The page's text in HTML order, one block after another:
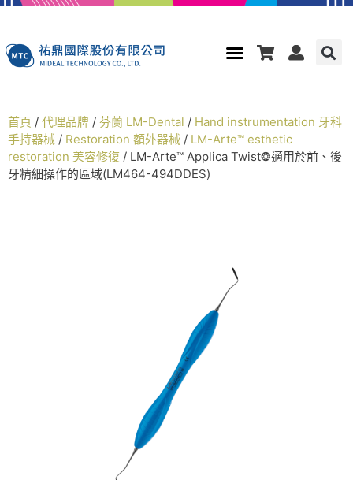
首頁 / 代理品牌 / 芬蘭 LM-Dental / Hand instrumentation 牙科
手持器械 / Restoration 額外器械 / LM-Arte™ esthetic
restoration 美容修復 / LM-Arte™ Applica Twist❂適用於前、後
牙精細操作的區域(LM464-494DDES)